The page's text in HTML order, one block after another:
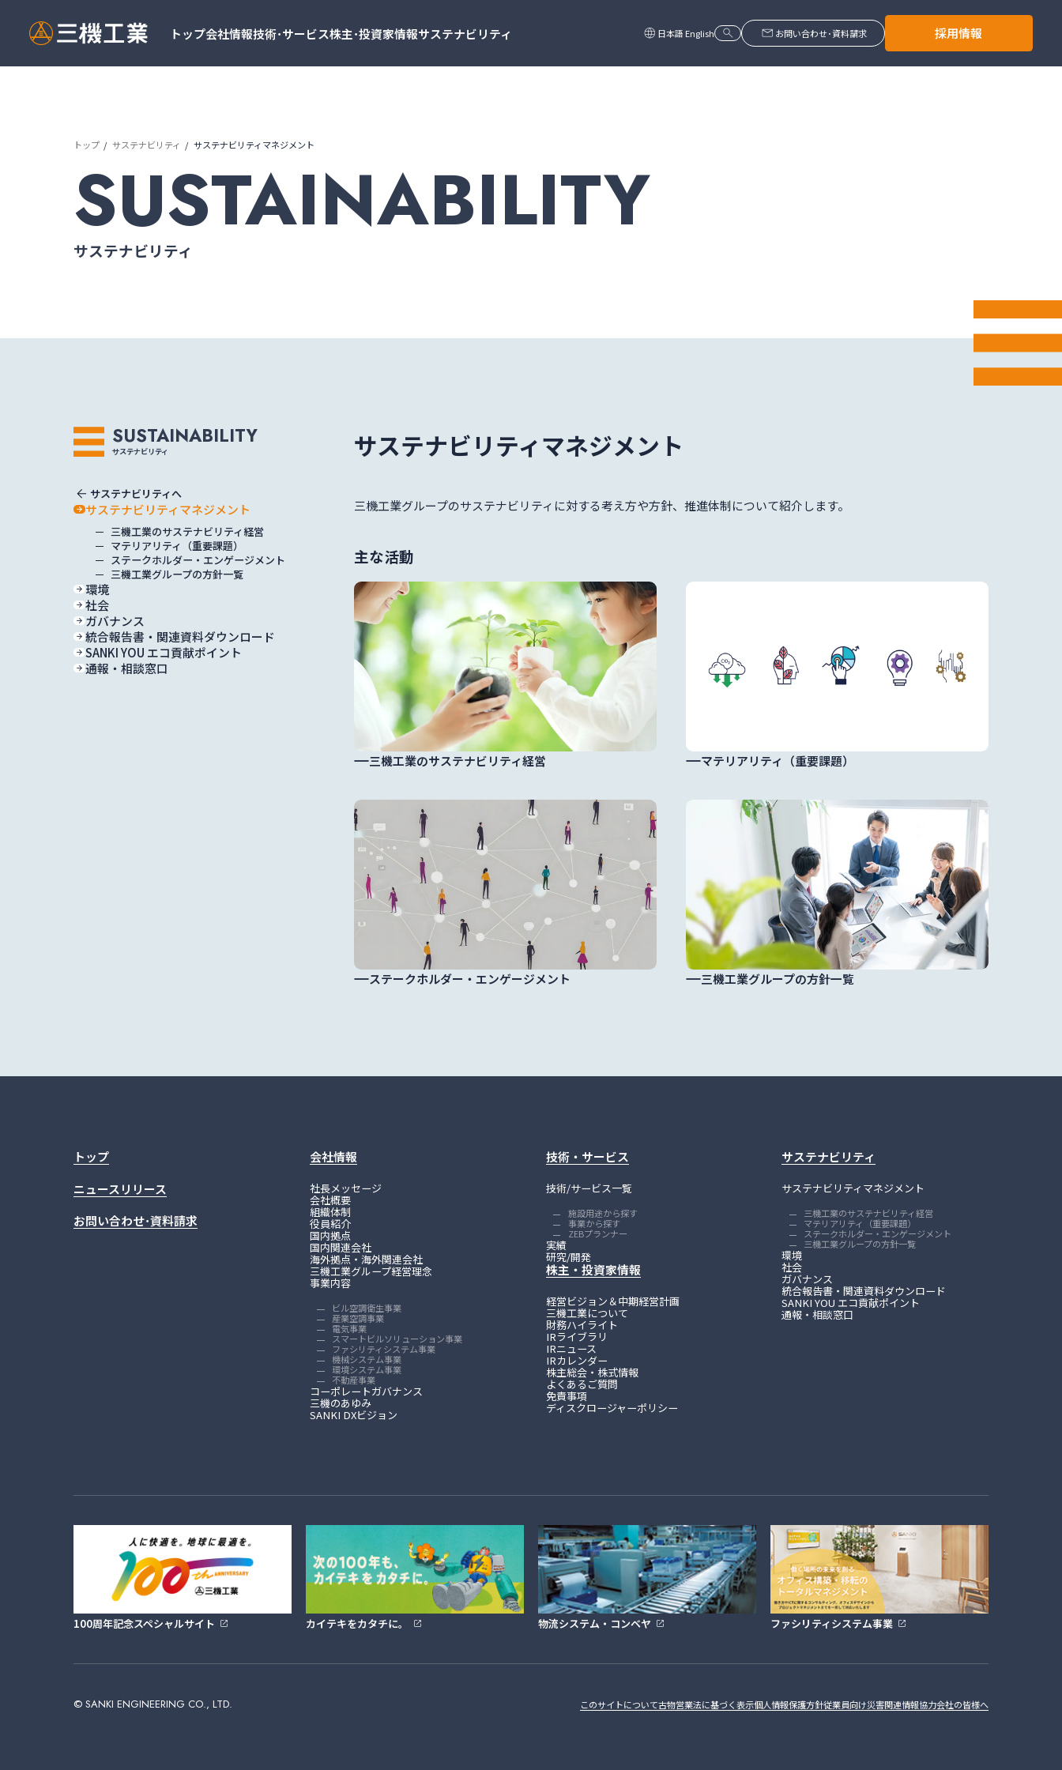
トップ会社情報技術･サービス株主･投資家情報サステナビリティ language 日本語 English search mail お問い合わせ･資料請求 採用情報
トップ サステナビリティ サステナビリティマネジメント
SUSTAINABILITY
サステナビリティ
SUSTAINABILITY
サステナビリティ
arrow_back サステナビリティへ
サステナビリティマネジメント
三機工業のサステナビリティ経営
マテリアリティ（重要課題）
ステークホルダー・エンゲージメント
三機工業グループの方針一覧
環境
社会
ガバナンス
統合報告書・関連資料ダウンロード
SANKI YOU エコ貢献ポイント
通報・相談窓口
サステナビリティマネジメント
三機工業グループのサステナビリティに対する考え方や方針、推進体制について紹介します。
主な活動
三機工業のサステナビリティ経営 マテリアリティ（重要課題）
ステークホルダー・エンゲージメント 三機工業グループの方針一覧
トップ
ニュースリリース
お問い合わせ･資料請求
会社情報
社長メッセージ
会社概要
組織体制
役員紹介
国内拠点
国内関連会社
海外拠点・海外関連会社
三機工業グループ経営理念
事業内容
ビル空調衛生事業
産業空調事業
電気事業
スマートビルソリューション事業
ファシリティシステム事業
機械システム事業
環境システム事業
不動産事業
コーポレートガバナンス
三機のあゆみ
SANKI DXビジョン
技術・サービス
技術/サービス一覧
施設用途から探す
事業から探す
ZEBプランナー
実績
研究/開発
株主・投資家情報
経営ビジョン＆中期経営計画
三機工業について
財務ハイライト
IRライブラリ
IRニュース
IRカレンダー
株主総会・株式情報
よくあるご質問
免責事項
ディスクロージャーポリシー
サステナビリティ
サステナビリティマネジメント
三機工業のサステナビリティ経営
マテリアリティ（重要課題）
ステークホルダー・エンゲージメント
三機工業グループの方針一覧
環境
社会
ガバナンス
統合報告書・関連資料ダウンロード
SANKI YOU エコ貢献ポイント
通報・相談窓口
100周年記念スペシャルサイト カイテキをカタチに。 物流システム・コンベヤ ファシリティシステム事業
© SANKI ENGINEERING CO., LTD. このサイトについて古物営業法に基づく表示個人情報保護方針従業員向け災害関連情報協力会社の皆様へ
会社情報
技術･サービス
株主･投資家情報
サステナビリティ
統合報告書
mail お問い合わせ･資料請求